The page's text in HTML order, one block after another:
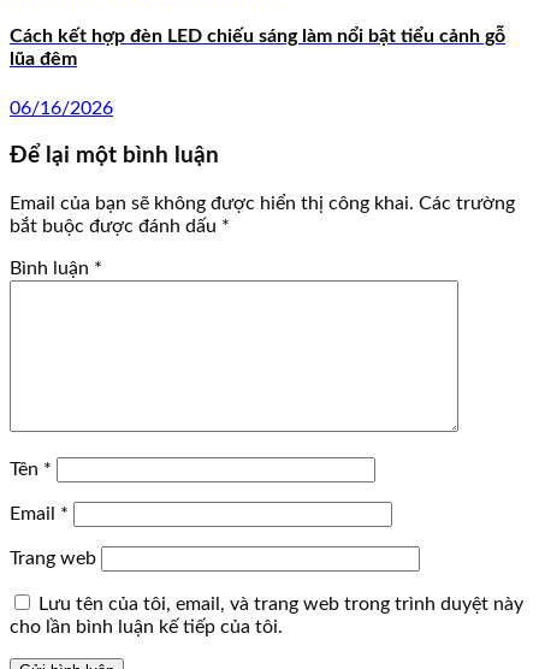
Cách kết hợp đèn LED chiếu sáng làm nổi bật tiểu cảnh gỗ
lũa đêm
06/16/2026
Để lại một bình luận
Email của bạn sẽ không được hiển thị công khai. Các trường
bắt buộc được đánh dấu *
Bình luận *
Tên *
Email *
Trang web
Lưu tên của tôi, email, và trang web trong trình duyệt này
cho lần bình luận kế tiếp của tôi.